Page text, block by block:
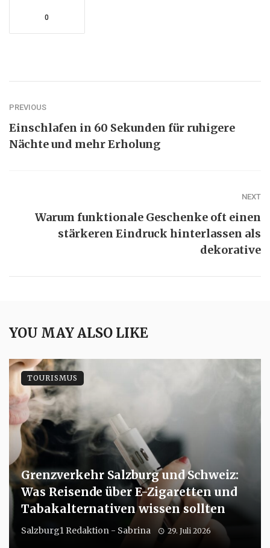
0
PREVIOUS
Einschlafen in 60 Sekunden für ruhigere
Nächte und mehr Erholung
NEXT
Warum funktionale Geschenke oft einen
stärkeren Eindruck hinterlassen als
dekorative
YOU MAY ALSO LIKE
Grenzverkehr Salzburg und Schweiz:
Was Reisende über E-Zigaretten und
Tabakalternativen wissen sollten
Salzburg1 Redaktion - Sabrina 29. Juli 2026
TOURISMUS